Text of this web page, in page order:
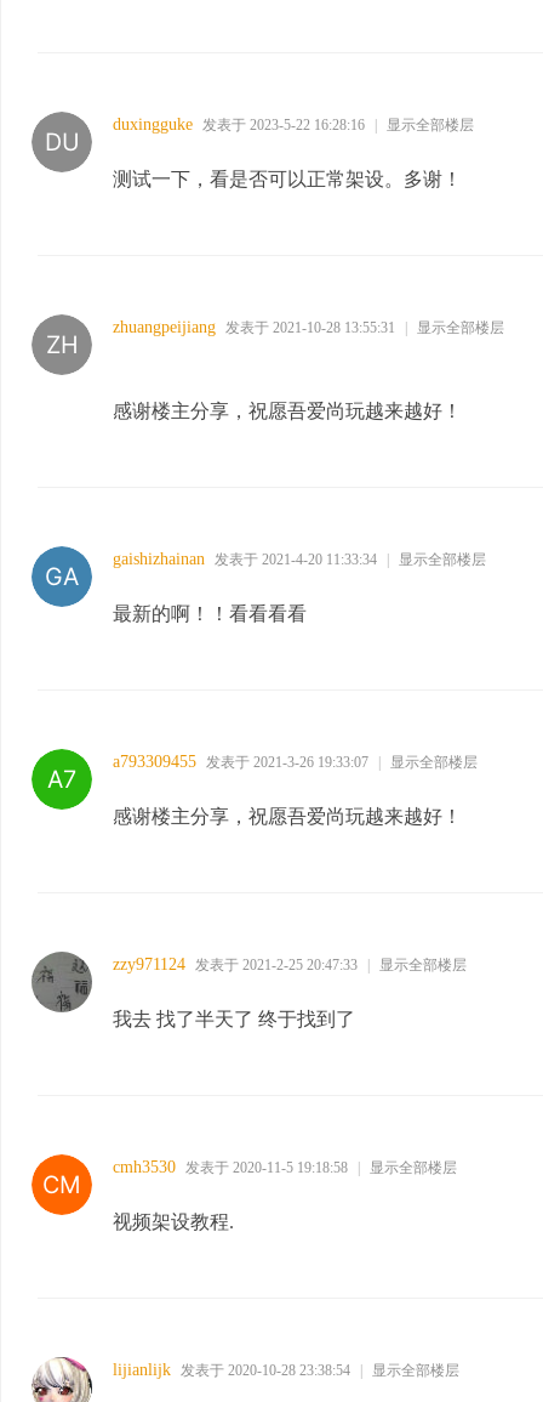
duxingguke 发表于 2023-5-22 16:28:16 显示全部楼层
测试一下，看是否可以正常架设。多谢！
zhuangpeijiang 发表于 2021-10-28 13:55:31 显示全部楼层
感谢楼主分享，祝愿吾爱尚玩越来越好！
gaishizhainan 发表于 2021-4-20 11:33:34 显示全部楼层
最新的啊！！看看看看
a793309455 发表于 2021-3-26 19:33:07 显示全部楼层
感谢楼主分享，祝愿吾爱尚玩越来越好！
zzy971124 发表于 2021-2-25 20:47:33 显示全部楼层
我去 找了半天了 终于找到了
cmh3530 发表于 2020-11-5 19:18:58 显示全部楼层
视频架设教程.
lijianlijk 发表于 2020-10-28 23:38:54 显示全部楼层